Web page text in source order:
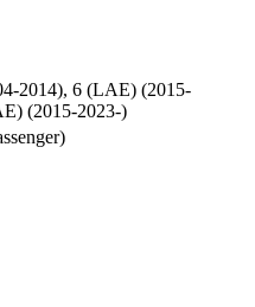
2014), 6 (LAE) (2015-
(2015-2023-)